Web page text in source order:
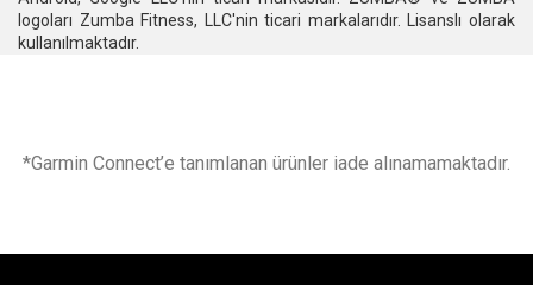
logoları Zumba Fitness, LLC'nin ticari markalarıdır. Lisanslı olarak
kullanılmaktadır.
*Garmin Connect’e tanımlanan ürünler iade alınamamaktadır.